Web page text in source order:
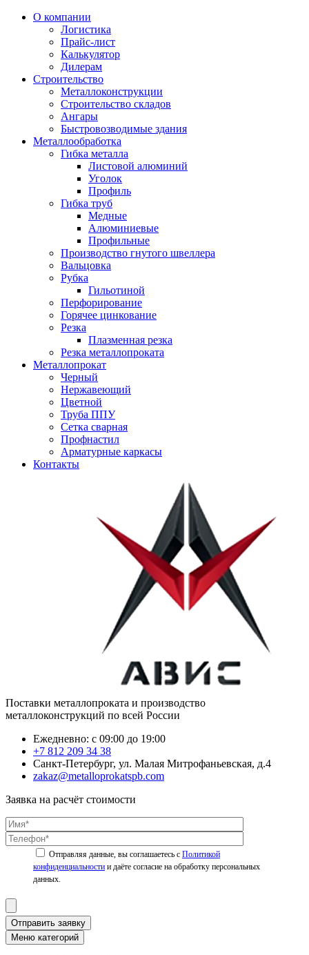
О компании
Логистика
Прайс-лист
Калькулятор
Дилерам
Строительство
Металлоконструкции
Строительство складов
Ангары
Быстровозводимые здания
Металлообработка
Гибка металла
Листовой алюминий
Уголок
Профиль
Гибка труб
Медные
Алюминиевые
Профильные
Производство гнутого швеллера
Вальцовка
Рубка
Гильотиной
Перфорирование
Горячее цинкование
Резка
Плазменная резка
Резка металлопроката
Металлопрокат
Черный
Нержавеющий
Цветной
Труба ППУ
Сетка сварная
Профнастил
Арматурные каркасы
Контакты
Поставки металлопроката и производство
металлоконструкций по всей России
Ежедневно: с 09:00 до 19:00
+7 812 209 34 38
Санкт-Петербург, ул. Малая Митрофаньевская, д.4
zakaz@metalloprokatspb.com
Заявка на расчёт стоимости
Политикой
конфиденциальности
Отправить заявку
Меню категорий